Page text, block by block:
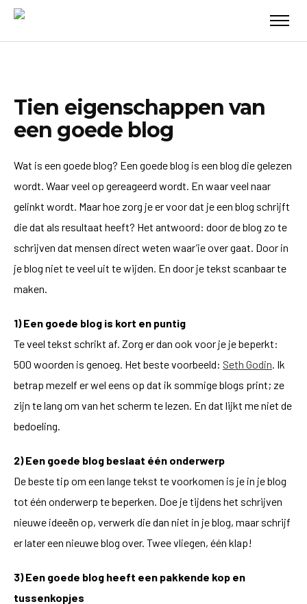
Tien eigenschappen van
een goede blog
Wat is een goede blog? Een goede blog is een blog die gelezen
wordt. Waar veel op gereageerd wordt. En waar veel naar
gelinkt wordt. Maar hoe zorg je er voor dat je een blog schrijft
die dat als resultaat heeft? Het antwoord: door de blog zo te
schrijven dat mensen direct weten waar’ie over gaat. Door in
je blog niet te veel uit te wijden. En door je tekst scanbaar te
maken.
1) Een goede blog is kort en puntig
Te veel tekst schrikt af. Zorg er dan ook voor je je beperkt:
500 woorden is genoeg. Het beste voorbeeld: Seth Godin. Ik
betrap mezelf er wel eens op dat ik sommige blogs print; ze
zijn te lang om van het scherm te lezen. En dat lijkt me niet de
bedoeling.
2) Een goede blog beslaat één onderwerp
De beste tip om een lange tekst te voorkomen is je in je blog
tot één onderwerp te beperken. Doe je tijdens het schrijven
nieuwe ideeën op, verwerk die dan niet in je blog, maar schrijf
er later een nieuwe blog over. Twee vliegen, één klap!
3) Een goede blog heeft een pakkende kop en
tussenkopjes